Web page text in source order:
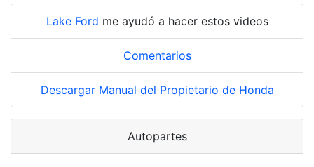
Lake Ford me ayudó a hacer estos videos
Comentarios
Descargar Manual del Propietario de Honda
Autopartes